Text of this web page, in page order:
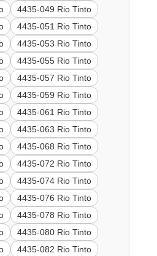
4435-049 Rio Tinto
4435-051 Rio Tinto
4435-053 Rio Tinto
4435-055 Rio Tinto
4435-057 Rio Tinto
4435-059 Rio Tinto
4435-061 Rio Tinto
4435-063 Rio Tinto
4435-068 Rio Tinto
4435-072 Rio Tinto
4435-074 Rio Tinto
4435-076 Rio Tinto
4435-078 Rio Tinto
4435-080 Rio Tinto
4435-082 Rio Tinto